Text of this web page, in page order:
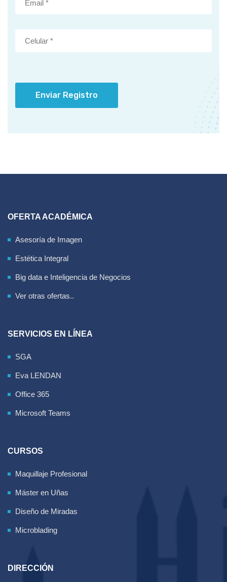
Enviar Registro
OFERTA ACADÉMICA
Asesoría de Imagen
Estética Integral
Big data e Inteligencia de Negocios
Ver otras ofertas..
SERVICIOS EN LÍNEA
SGA
Eva LENDAN
Office 365
Microsoft Teams
CURSOS
Maquillaje Profesional
Máster en Uñas
Diseño de Miradas
Microblading
DIRECCIÓN